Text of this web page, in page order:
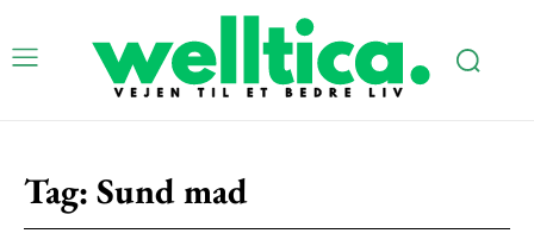
Tag: Sund mad